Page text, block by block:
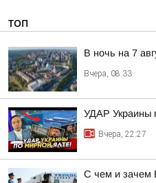
ТОП
В ночь на 7
Вчера, 08:33
УДАР
Вчера, 22:27
С чем и зачем